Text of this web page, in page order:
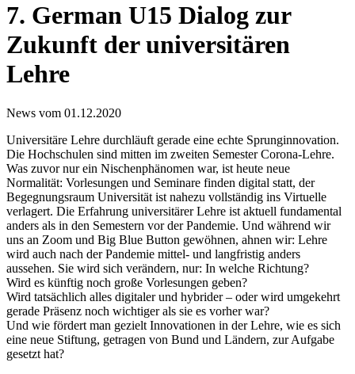
7. German U15 Dialog zur
Zukunft der universitären
Lehre
News vom 01.12.2020
Universitäre Lehre durchläuft gerade eine echte Sprunginnovation.
Die Hochschulen sind mitten im zweiten Semester Corona-Lehre.
Was zuvor nur ein Nischenphänomen war, ist heute neue
Normalität: Vorlesungen und Seminare finden digital statt, der
Begegnungsraum Universität ist nahezu vollständig ins Virtuelle
verlagert. Die Erfahrung universitärer Lehre ist aktuell fundamental
anders als in den Semestern vor der Pandemie. Und während wir
uns an Zoom und Big Blue Button gewöhnen, ahnen wir: Lehre
wird auch nach der Pandemie mittel- und langfristig anders
aussehen. Sie wird sich verändern, nur: In welche Richtung?
Wird es künftig noch große Vorlesungen geben?
Wird tatsächlich alles digitaler und hybrider – oder wird umgekehrt
gerade Präsenz noch wichtiger als sie es vorher war?
Und wie fördert man gezielt Innovationen in der Lehre, wie es sich
eine neue Stiftung, getragen von Bund und Ländern, zur Aufgabe
gesetzt hat?